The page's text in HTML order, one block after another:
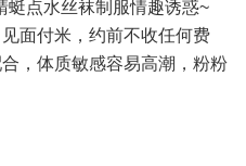
蜓点水丝袜制服情趣诱惑~
面付米，约前不收任何费
，体质敏感容易高潮，粉粉